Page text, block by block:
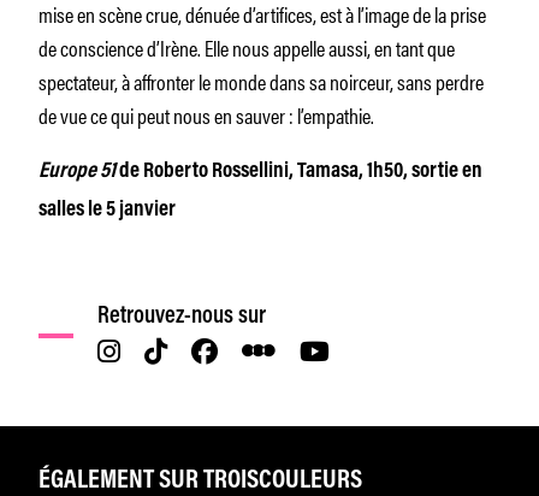
mise en scène crue, dénuée d’artifices, est à l’image de la prise
de conscience d’Irène. Elle nous appelle aussi, en tant que
spectateur, à affronter le monde dans sa noirceur, sans perdre
de vue ce qui peut nous en sauver : l’empathie.
Europe 51de Roberto Rossellini, Tamasa, 1h50, sortie en
salles le 5 janvier
Retrouvez-nous sur
ÉGALEMENT SUR TROISCOULEURS